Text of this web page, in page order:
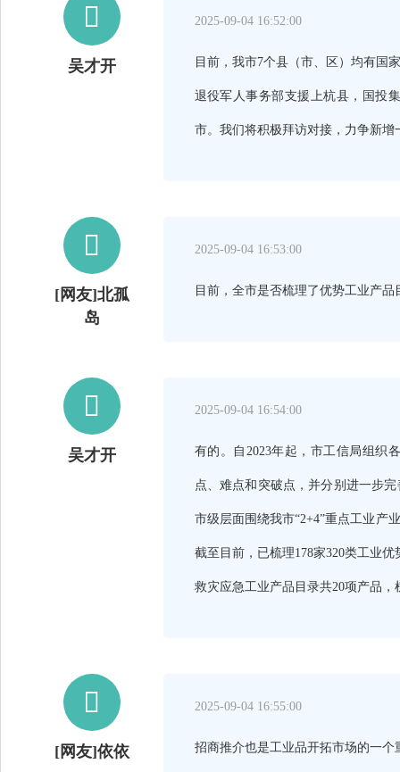

吴才开
2025-09-04 16:52:00
目前，我市7个县（市、区）均有国
退役军人事务部支援上杭县，国投
市。我们将积极拜访对接，力争新

[网友]北孤
岛
2025-09-04 16:53:00
目前，全市是否梳理了优势工业产

吴才开
2025-09-04 16:54:00
有的。自2023年起，市工信局组织
点、难点和突破点，并分别进一步
市级层面围绕我市“2+4”重点工业产
截至目前，已梳理178家320类工业
救灾应急工业产品目录共20项产品

[网友]依依
2025-09-04 16:55:00
招商推介也是工业品开拓市场的一